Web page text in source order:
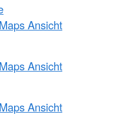
Ansicht
Ansicht
Ansicht